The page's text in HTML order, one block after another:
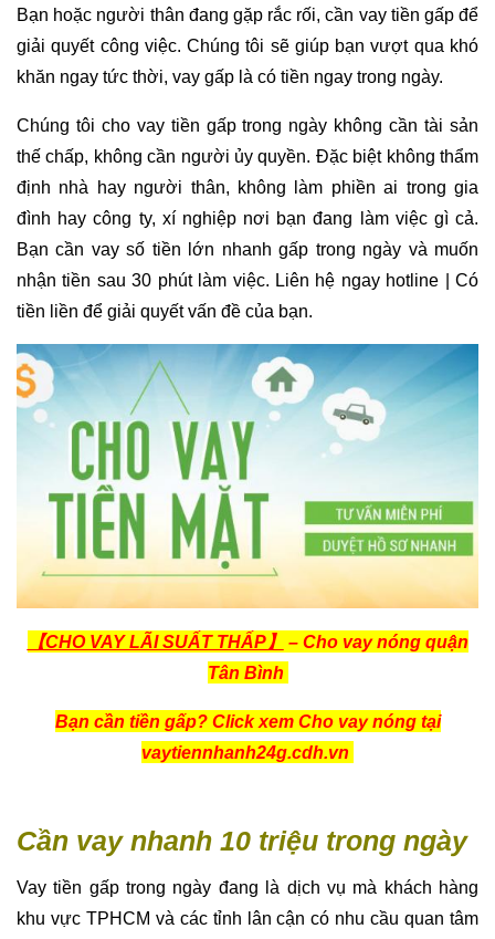
Bạn hoặc người thân đang gặp rắc rối, cần vay tiền gấp để
giải quyết công việc. Chúng tôi sẽ giúp bạn vượt qua khó
khăn ngay tức thời, vay gấp là có tiền ngay trong ngày.
Chúng tôi cho vay tiền gấp trong ngày không cần tài sản
thế chấp, không cần người ủy quyền. Đặc biệt không thẩm
định nhà hay người thân, không làm phiền ai trong gia
đình hay công ty, xí nghiệp nơi bạn đang làm việc gì cả.
Bạn cần vay số tiền lớn nhanh gấp trong ngày và muốn
nhận tiền sau 30 phút làm việc. Liên hệ ngay hotline | Có
tiền liền để giải quyết vấn đề của bạn.
【CHO VAY LÃI SUẤT THẤP】 – Cho vay nóng quận
Tân Bình
Bạn cần tiền gấp? Click xem Cho vay nóng tại
vaytiennhanh24g.cdh.vn
Cần vay nhanh 10 triệu trong ngày
Vay tiền gấp trong ngày đang là dịch vụ mà khách hàng
khu vực TPHCM và các tỉnh lân cận có nhu cầu quan tâm